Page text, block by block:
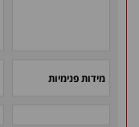
מידות פנימיות